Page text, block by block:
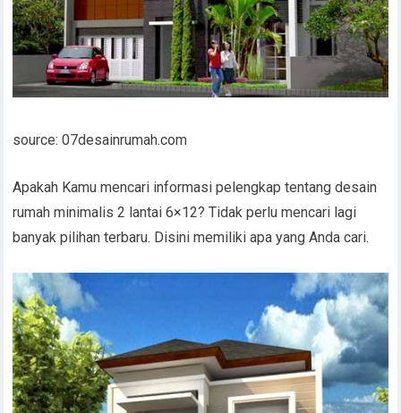
source: 07desainrumah.com
Apakah Kamu mencari informasi pelengkap tentang desain
rumah minimalis 2 lantai 6×12? Tidak perlu mencari lagi
banyak pilihan terbaru. Disini memiliki apa yang Anda cari.